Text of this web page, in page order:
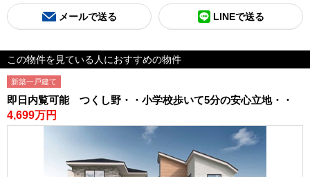
メールで送る LINEで送る
この物件を見ている人におすすめの物件
新築一戸建て
即日内覧可能 つくし野・・小学校歩いて5分の安心立地・・
4,699万円